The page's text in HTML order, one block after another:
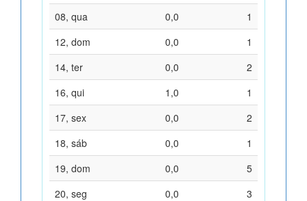
08, qua
0,0
1
12, dom
0,0
1
14, ter
0,0
2
16, qui
1,0
1
17, sex
0,0
2
18, sáb
0,0
1
19, dom
0,0
5
20, seg
0,0
3